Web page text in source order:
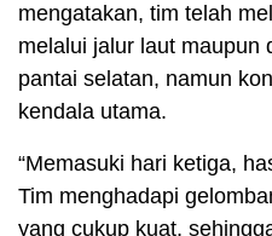
mengatakan, tim telah
melalui jalur laut maupun
pantai selatan, namun
kendala utama.
“Memasuki hari ketiga,
Tim menghadapi
yang cukup kuat,